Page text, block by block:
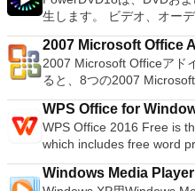
押すだけで、ゲームの現
限のメモリーカード：好
8MBから64MBまでの単一
した。 高解像度グラフィ
1080pまたは4K HDでゲ
ゲームを高い精度でエミュ
ーターを切り替えることが
労し、時々フリーズまたは
を使用するには、コンソ
BIOSが必要です。
を実行する必要がある場合。 Rufusは次の* ISOで動
す：Arch Linux、
Damn Small Linux、
gNewSense、
Kubuntu、Linux Mint、
OpenSUSE、Parted
Rescue Kit、Ubuntu、
以降）、Windows Server
Windows 7、Windows 8。 *このリストは完全ではありませ
ア語、マレーシア語、セシ
ードを制御したりできます。 VNC Viewerは、インストー
使用が簡単です。制御し
し、指示に従ってください
モート展開に使用可能な
トフォームにVNC Viewer
は、スタンドアロンオプ
主な機能は次のとおりです
Connectを実行しているコン
Screen Sharing（ARD）
ソフトウェアを実行してい
生します。 ビデオ、オー
ツ、さらにはYouTubeや
要なエンターテイメントの仲間です。
ラウンドサウンドシステ
の増え続けるコレクション
か、PCまたはラップトッ
自の強化により、どこにい
新機能は次のとおりです。 4K DHR向けに最適化 Ultra HD
Blu-ray、4K、HEVC /
ト全画面モードで21：9モ
オンのミニビューで
2007 Microsoft Office
PDF or XPS
2007 Microsoft Officeアド
ると、8つの2007
XPS形式にエクスポート
すると、これらのプログラ
XPS形式の電子メール添付
ます（特定の機能はプロ
ダウンロードは、次の
Microsoft Office Access 2007。 Microsoft Office Excel
WPS Office for
WPS Office 2016 Free is
which includes free word
and presentation maker.
easily be able to deal with
Windows Media Player